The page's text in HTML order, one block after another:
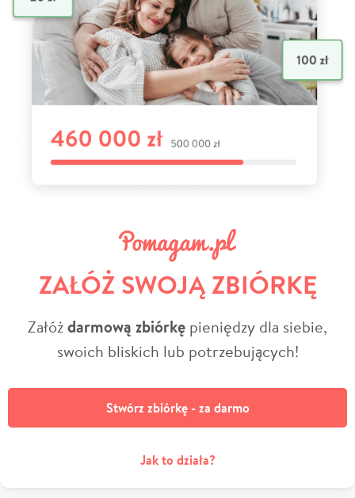
ZAŁÓŻ SWOJĄ ZBIÓRKĘ
Załóżdarmową zbiórkę pieniędzy dla siebie,
swoich bliskich lub potrzebujących!
Stwórz zbiórkę - za darmo
Jak to działa?